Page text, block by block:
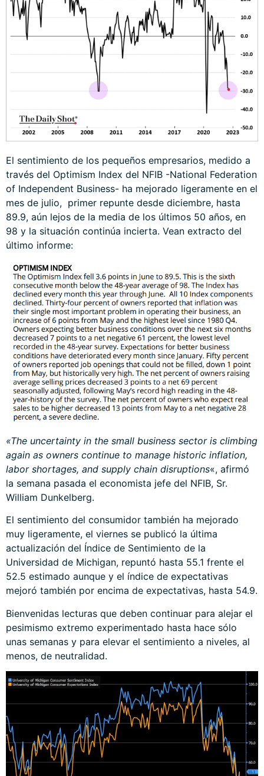
El sentimiento de los pequeños empresarios, medido a
través del Optimism Index del NFIB -National Federation
of Independent Business- ha mejorado ligeramente en el
mes de julio, primer repunte desde diciembre, hasta
89.9, aún lejos de la media de los últimos 50 años, en
98 y la situación continúa incierta. Vean extracto del
último informe:
«The uncertainty in the small business sector is climbing
again as owners continue to manage historic inflation,
labor shortages, and supply chain disruptions«, afirmó
la semana pasada el economista jefe del NFIB, Sr.
William Dunkelberg.
El sentimiento del consumidor también ha mejorado
muy ligeramente, el viernes se publicó la última
actualización del Índice de Sentimiento de la
Universidad de Michigan, repuntó hasta 55.1 frente el
52.5 estimado aunque y el índice de expectativas
mejoró también por encima de expectativas, hasta 54.9.
Bienvenidas lecturas que deben continuar para alejar el
pesimismo extremo experimentado hasta hace sólo
unas semanas y para elevar el sentimiento a niveles, al
menos, de neutralidad.